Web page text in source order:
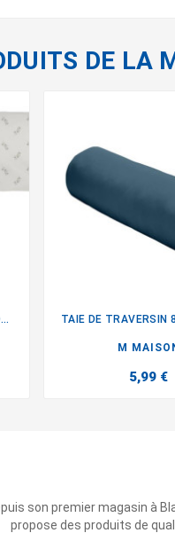
DE LA
TAIE TRAVERSIN 85X185 COTON... TAIE DE TRAVERSIN
M
5,99 €
son premier magasin à
propose des produits de